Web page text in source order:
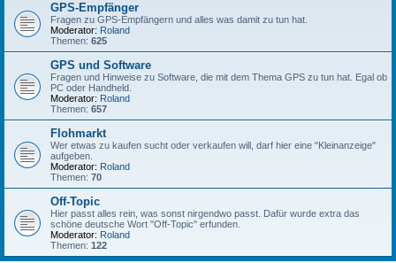
GPS-Empfänger
Fragen zu GPS-Empfängern und alles was damit zu tun hat.
Moderator: Roland
Themen: 625
GPS und Software
Fragen und Hinweise zu Software, die mit dem Thema GPS zu tun hat. Egal ob
PC oder Handheld.
Moderator: Roland
Themen: 657
Flohmarkt
Wer etwas zu kaufen sucht oder verkaufen will, darf hier eine "Kleinanzeige"
aufgeben.
Moderator: Roland
Themen: 70
Off-Topic
Hier passt alles rein, was sonst nirgendwo passt. Dafür wurde extra das
schöne deutsche Wort "Off-Topic" erfunden.
Moderator: Roland
Themen: 122